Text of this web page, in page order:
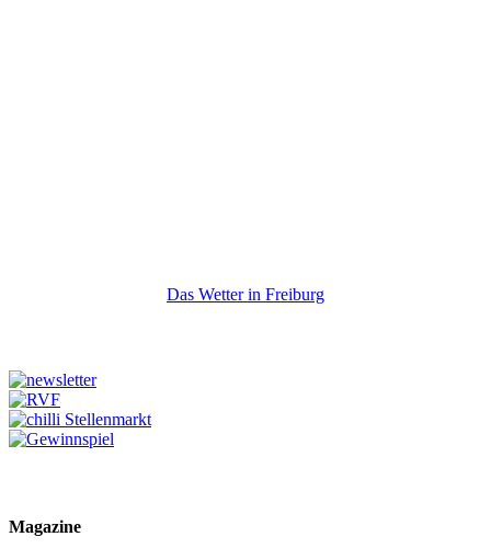
Das Wetter in Freiburg
Magazine